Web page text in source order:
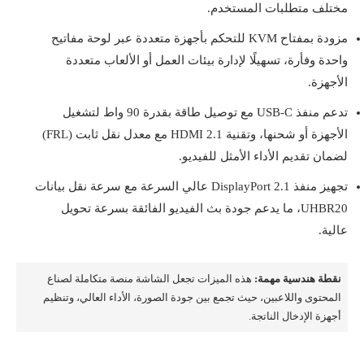
مختلف متطلبات المستخدم.
مزودة بمفتاح KVM للتحكم بأجهزة متعددة عبر لوحة مفاتيح
واحدة وفأرة، تسهيلًا لإدارة بيئات العمل أو الألعاب متعددة
الأجهزة.
تدعم منفذ USB-C مع توصيل طاقة بقدرة 90 واط لتشغيل
الأجهزة أو شحنها، وتقنية HDMI 2.1 مع معدل نقل ثابت (FRL)
لضمان تقديم الأداء الأمثل للفيديو.
تجهيز منفذ DisplayPort 2.1 عالي السرعة مع سرعة نقل بيانات
UHBR20، ما يدعم جودة بث الفيديو الفائقة بسرعة تحويل
عالية.
نقطة هندسية مهمة: هذه الميزات تجعل الشاشة منصة متكاملة لصناع
المحتوى واللاعبين، حيث تجمع بين جودة الصورة، الأداء العالي، وتنظيم
أجهزة الإدخال الناتجة.